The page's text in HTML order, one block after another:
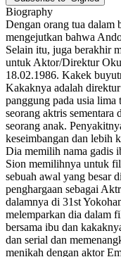
Biography
Dengan orang tua dalam
mengejutkan bahwa
Selain itu, juga berakhir
untuk Aktor/Direktur
18.02.1986. Kakek
Kakaknya adalah
panggung pada usia
seorang aktris sementara
seorang anak.
keseimbangan dan lebih
Dia memilih nama gadis
Sion memilihnya untuk
sebuah awal yang besar
penghargaan sebagai
dalamnya di 31st
melemparkan dia dalam
bersama ibu dan
dan serial dan
menikah dengan aktor